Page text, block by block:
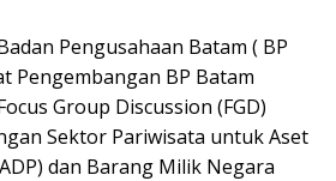
Pengusahaan Batam ( BP
Pengembangan BP Batam
Group Discussion (FGD)
Sektor Pariwisata untuk Aset
dan Barang Milik Negara